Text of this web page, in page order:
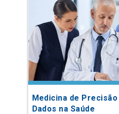
Medicina de
Dados na Saúde